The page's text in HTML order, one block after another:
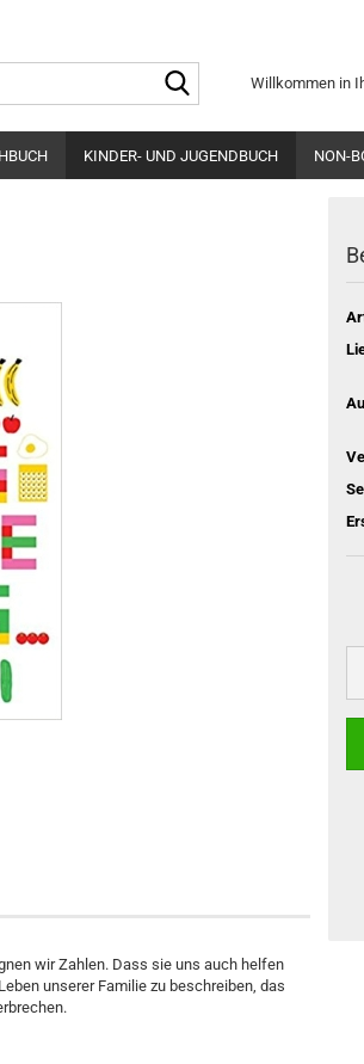
Konto
Willkommen in
KINDER- UND JUGENDBUCH NON-
wir Zahlen. Dass sie uns auch helfen
unserer Familie zu beschreiben, das